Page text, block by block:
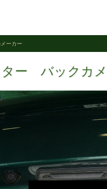
ーカー
ー バックカ